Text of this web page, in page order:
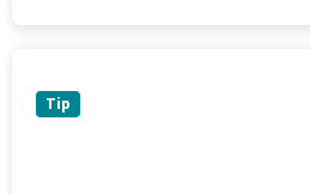
Tip